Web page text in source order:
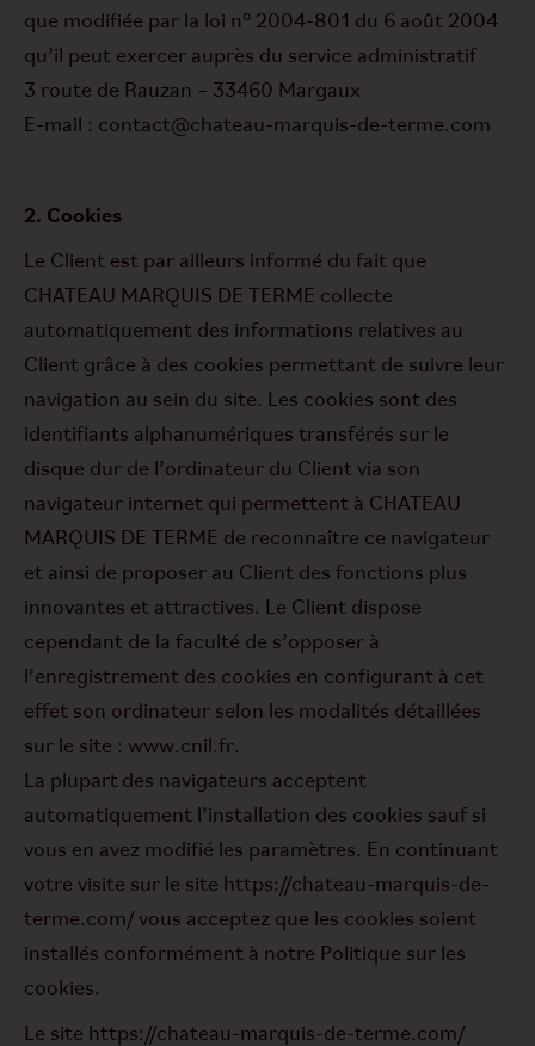
que modifiée par la loi n° 2004-801 du 6 août 2004
qu’il peut exercer auprès du service administratif
3 route de Rauzan – 33460 Margaux
E-mail : contact@chateau-marquis-de-terme.com
2. Cookies
Le Client est par ailleurs informé du fait que
CHATEAU MARQUIS DE TERME collecte
automatiquement des informations relatives au
Client grâce à des cookies permettant de suivre leur
navigation au sein du site. Les cookies sont des
identifiants alphanumériques transférés sur le
disque dur de l’ordinateur du Client via son
navigateur internet qui permettent à CHATEAU
MARQUIS DE TERME de reconnaître ce navigateur
et ainsi de proposer au Client des fonctions plus
innovantes et attractives. Le Client dispose
cependant de la faculté de s’opposer à
l’enregistrement des cookies en configurant à cet
effet son ordinateur selon les modalités détaillées
sur le site : www.cnil.fr.
La plupart des navigateurs acceptent
automatiquement l’installation des cookies sauf si
vous en avez modifié les paramètres. En continuant
votre visite sur le site https://chateau-marquis-de-
terme.com/ vous acceptez que les cookies soient
installés conformément à notre Politique sur les
cookies.
Le site https://chateau-marquis-de-terme.com/